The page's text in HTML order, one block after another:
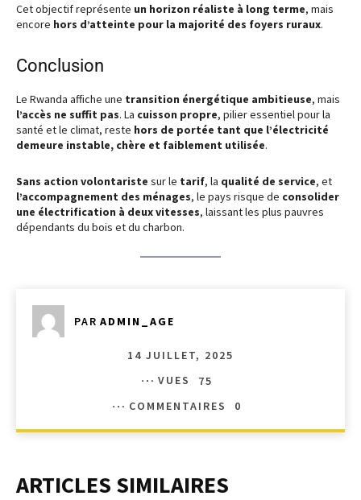
Cet objectif représente un horizon réaliste à long terme, mais
encore hors d’atteinte pour la majorité des foyers ruraux.
Conclusion
Le Rwanda affiche une transition énergétique ambitieuse, mais
l’accès ne suffit pas. La cuisson propre, pilier essentiel pour la
santé et le climat, reste hors de portée tant que l’électricité
demeure instable, chère et faiblement utilisée.
Sans action volontariste sur le tarif, la qualité de service, et
l’accompagnement des ménages, le pays risque de consolider
une électrification à deux vitesses, laissant les plus pauvres
dépendants du bois et du charbon.
PAR ADMIN_AGE
14 JUILLET, 2025
VUES
75
COMMENTAIRES
0
ARTICLES SIMILAIRES